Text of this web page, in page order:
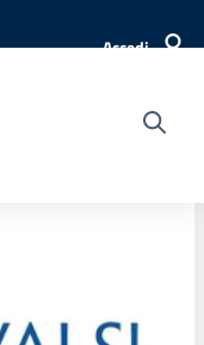
Accedi